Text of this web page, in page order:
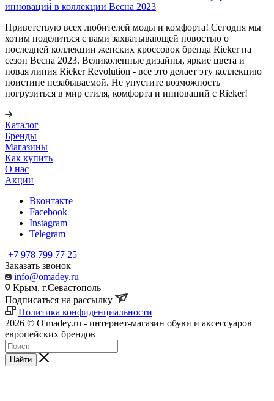
инноваций в коллекции Весна 2023
Приветствую всех любителей моды и комфорта! Сегодня мы
хотим поделиться с вами захватывающей новостью о
последней коллекции женских кроссовок бренда Rieker на
сезон Весна 2023. Великолепные дизайны, яркие цвета и
новая линия Rieker Revolution - все это делает эту коллекцию
поистине незабываемой. Не упустите возможность
погрузиться в мир стиля, комфорта и инноваций с Rieker!
Каталог
Бренды
Магазины
Как купить
О нас
Акции
Вконтакте
Facebook
Instagram
Telegram
+7 978 799 77 25
Заказать звонок
info@omadey.ru
Крым, г.Севастополь
Подписаться на рассылку
Политика конфиденциальности
2026 © O'madey.ru - интернет-магазин обуви и аксессуаров
европейских брендов
Найти